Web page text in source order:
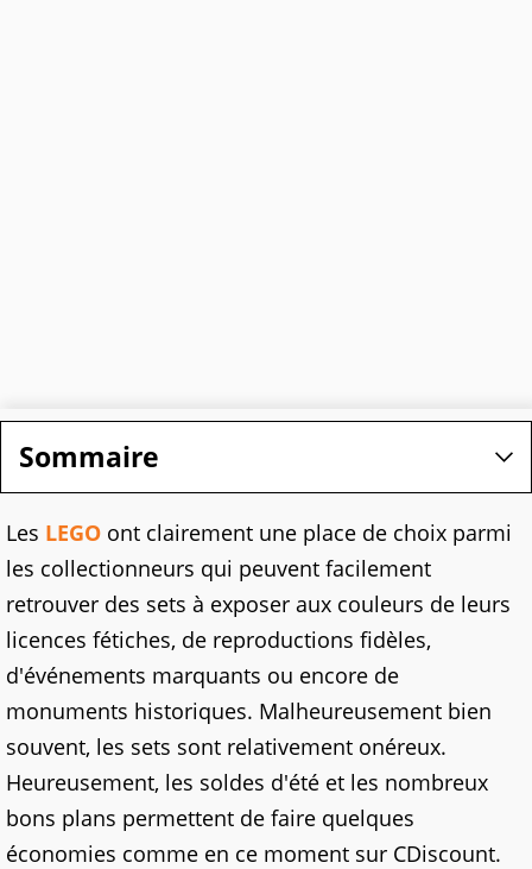
Sommaire
Les LEGO ont clairement une place de choix parmi
les collectionneurs qui peuvent facilement
retrouver des sets à exposer aux couleurs de leurs
licences fétiches, de reproductions fidèles,
d'événements marquants ou encore de
monuments historiques. Malheureusement bien
souvent, les sets sont relativement onéreux.
Heureusement, les soldes d'été et les nombreux
bons plans permettent de faire quelques
économies comme en ce moment sur CDiscount.